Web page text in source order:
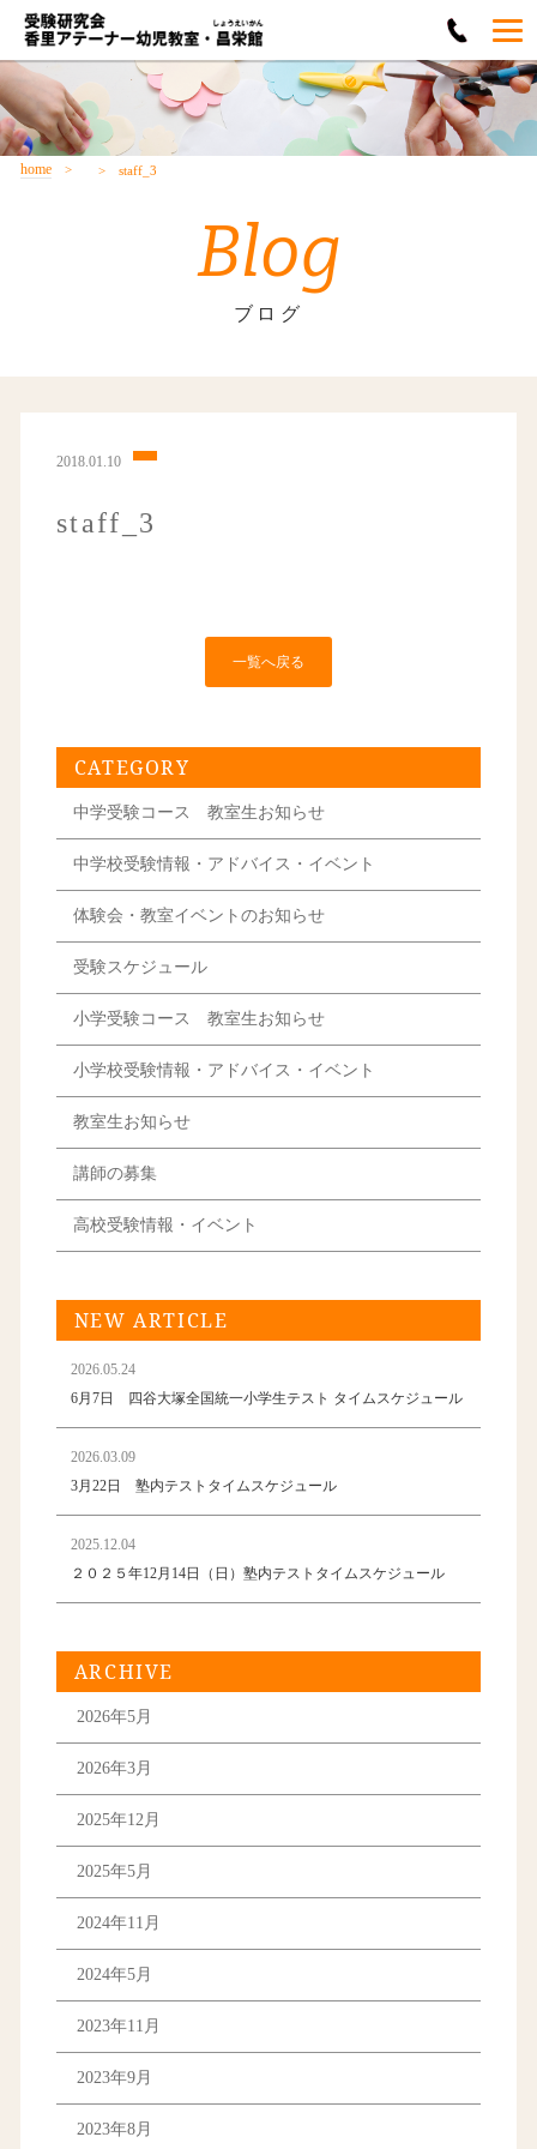
home staff_3
Blog
ブログ
2018.01.10
staff_3
一覧へ戻る
CATEGORY
中学受験コース 教室生お知らせ
中学校受験情報・アドバイス・イベント
体験会・教室イベントのお知らせ
受験スケジュール
小学受験コース 教室生お知らせ
小学校受験情報・アドバイス・イベント
教室生お知らせ
講師の募集
高校受験情報・イベント
NEW ARTICLE
2026.05.24
6月7日 四谷大塚全国統一小学生テスト タイムスケジュール
2026.03.09
3月22日 塾内テストタイムスケジュール
2025.12.04
２０２５年12月14日（日）塾内テストタイムスケジュール
ARCHIVE
2026年5月
2026年3月
2025年12月
2025年5月
2024年11月
2024年5月
2023年11月
2023年9月
2023年8月